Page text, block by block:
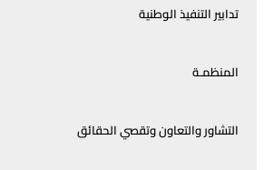
التنفيذ الوطنية
والتعاون وتقصي الحقائق